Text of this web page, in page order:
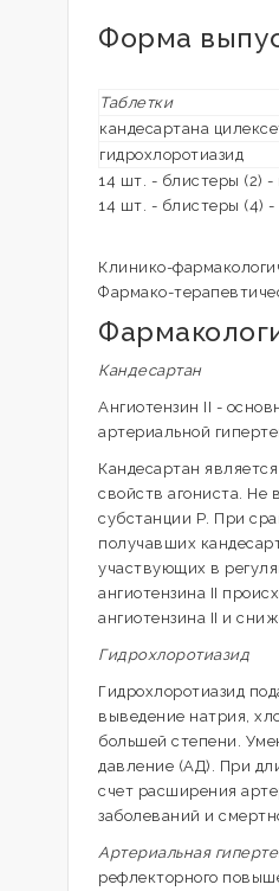
Форма
Таблетки
кандесартана
гидрохлоротиазид
14 шт. - блистеры (2) -
14 шт. - блистеры (4) -
Клинико-
Фармако-
Кандесартан
Ангиотензин II -
артериальной
Кандесартан
свойств агониста.
субстанции Р. При
получавших
участвующих в
ангиотензина II
ангиотензина II и
Гидрохлоротиазид
Гидрохлоротиазид
выведение натрия,
большей степени.
давление (АД). При
счет расширения
заболеваний и
Артериальная
рефлекторного